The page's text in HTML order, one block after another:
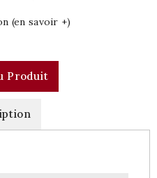
(en savoir +)
Produit